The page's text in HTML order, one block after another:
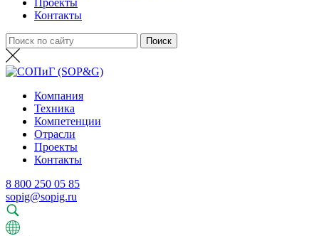
Проекты
Контакты
Компания
Техника
Компетенции
Отрасли
Проекты
Контакты
8 800 250 05 85
sopig@sopig.ru